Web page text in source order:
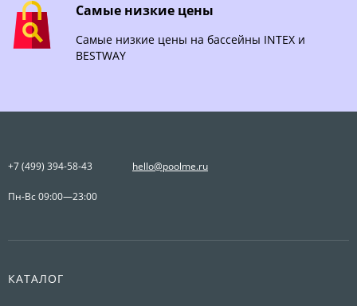
Самые низкие цены
Самые низкие цены на бассейны INTEX и
BESTWAY
+7 (499) 394-58-43 hello@poolme.ru
Пн-Вс 09:00—23:00
КАТАЛОГ